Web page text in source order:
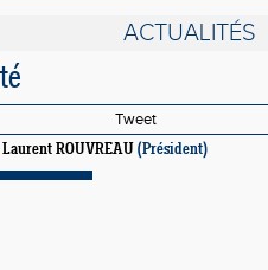
ACTUALITÉS
Tweet
Laurent ROUVREAU (Président)